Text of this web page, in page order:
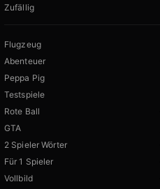
Zufällig
Flugzeug
Abenteuer
Peppa Pig
Testspiele
Rote Ball
GTA
2 Spieler Wörter
Für 1 Spieler
Vollbild